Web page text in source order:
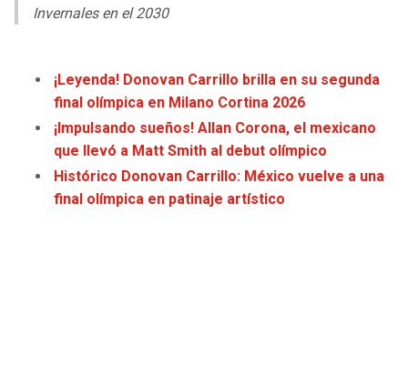
LIGA BETPLAY
Invernales en el 2030
¡Leyenda! Donovan Carrillo brilla en su segunda
final olímpica en Milano Cortina 2026
¡Impulsando sueños! Allan Corona, el mexicano
que llevó a Matt Smith al debut olímpico
Histórico Donovan Carrillo: México vuelve a una
final olímpica en patinaje artístico